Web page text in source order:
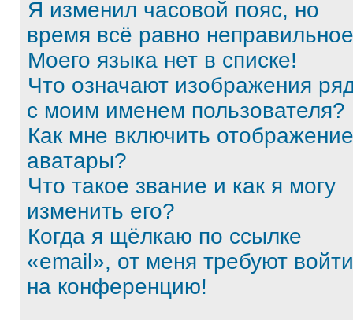
Я изменил часовой пояс, но
время всё равно
Моего языка нет в списке!
Что означают изображения
с моим именем пользователя?
Как мне включить отображение
аватары?
Что такое звание и как я могу
изменить его?
Когда я щёлкаю по ссылке
«email», от меня требуют войти
на конференцию!